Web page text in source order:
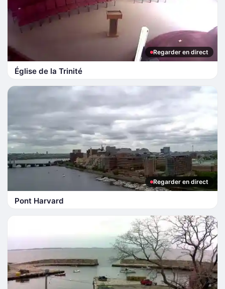
Regarder en direct
Église de la Trinité
Regarder en direct
Pont Harvard